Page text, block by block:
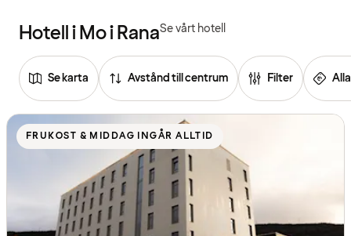
Hotell i Mo i RanaSe vårt hotell
Se karta Avstånd till centrum Filter
Se
listan
FRUKOST & MIDDAG INGÅR ALLTID